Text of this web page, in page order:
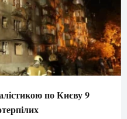
по Києву 9